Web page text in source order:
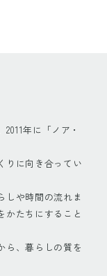
年に「ノア・
りに向き合ってい
しや時間の流れま
かたちにすること
ら、暮らしの質を